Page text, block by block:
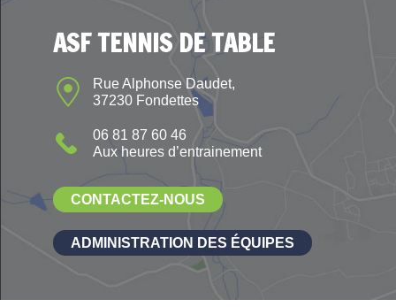
ASF TENNIS DE TABLE
Rue Alphonse Daudet,
37230 Fondettes
06 81 87 60 46
Aux heures d’entrainement
CONTACTEZ-NOUS
ADMINISTRATION DES ÉQUIPES